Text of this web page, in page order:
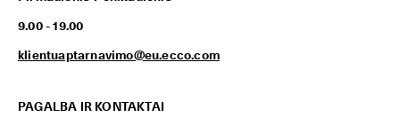
9.00 - 19.00
klientuaptarnavimo@eu.ecco.com
PAGALBA IR KONTAKTAI